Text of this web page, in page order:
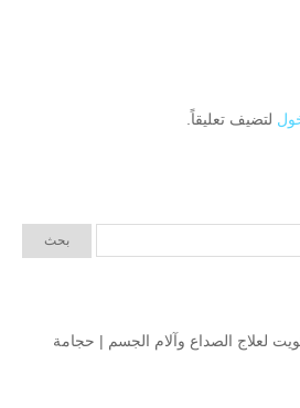
لتضيف تعليقاً.
لعلاج الصداع وآلام الجسم | حجامة